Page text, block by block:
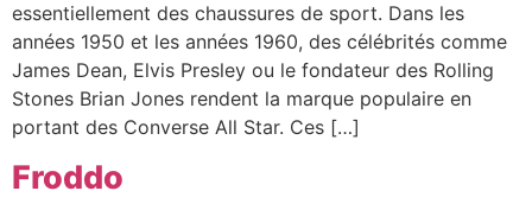
essentiellement des chaussures de sport. Dans les
années 1950 et les années 1960, des célébrités comme
James Dean, Elvis Presley ou le fondateur des Rolling
Stones Brian Jones rendent la marque populaire en
portant des Converse All Star. Ces […]
Froddo